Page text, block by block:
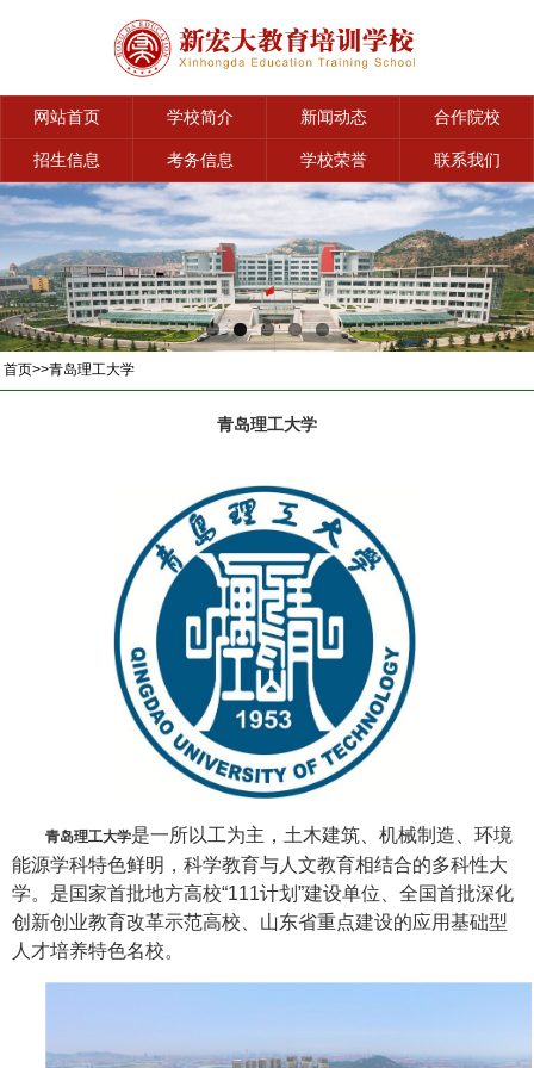
网站首页 学校简介 新闻动态 合作院校
招生信息 考务信息 学校荣誉 联系我们
首页>>青岛理工大学
青岛理工大学
青岛理工大学是一所以工为主，土木建筑、机械制造、环境
能源学科特色鲜明，科学教育与人文教育相结合的多科性大
学。是国家首批地方高校“111计划”建设单位、全国首批深化
创新创业教育改革示范高校、山东省重点建设的应用基础型
人才培养特色名校。